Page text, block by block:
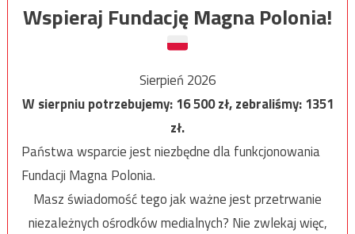
Wspieraj Fundację Magna Polonia!
Sierpień 2026
W sierpniu potrzebujemy:16 500zł, zebraliśmy:1351
zł.
Państwa wsparcie jest niezbędne dla funkcjonowania
Fundacji Magna Polonia.
Masz świadomość tego jak ważne jest przetrwanie
niezależnych ośrodków medialnych? Nie zwlekaj więc,